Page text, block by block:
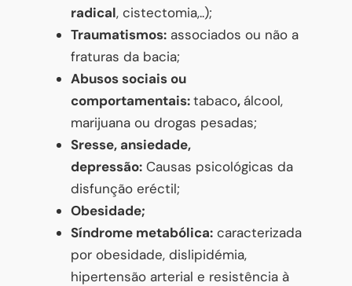
radical, cistectomia,..);
Traumatismos: associados ou não a
fraturas da bacia;
Abusos sociais ou
comportamentais:tabaco, álcool,
marijuana ou drogas pesadas;
Sresse, ansiedade,
depressão: Causas psicológicas da
disfunção eréctil;
Obesidade;
Síndrome metabólica: caracterizada
por obesidade, dislipidémia,
hipertensão arterial e resistência à